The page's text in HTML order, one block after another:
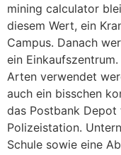
mining calculator
diesem Wert, ein
Campus. Danach
ein
Arten verwendet
auch ein bisschen
das Postbank Depot
Polizeistation.
Schule sowie eine